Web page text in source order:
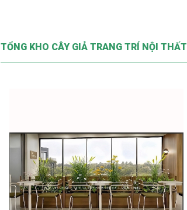
TỔNG KHO CÂY GIẢ TRANG TRÍ NỘI THẤT